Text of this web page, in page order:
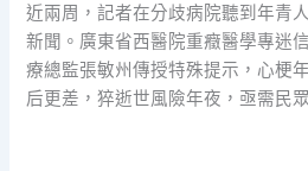
近兩周，記者在分歧病院聽到年青
新聞。廣東省西醫院重癥醫學專迷
療總監張敏州傳授特殊提示，心梗
后更差，猝逝世風險年夜，亟需民